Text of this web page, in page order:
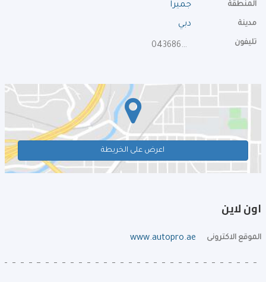
المنطقة جميرا
مدينة دبي
تليفون 043686076
اعرض على الخريطة
اون لاين
الموقع الاكترونى www.autopro.ae